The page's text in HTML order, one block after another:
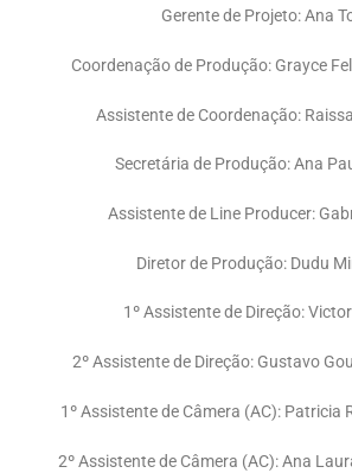
Gerente de Projeto: Ana
Coordenação de Produção: Grayce
Assistente de Coordenação:
Secretária de Produção: Ana
Assistente de Line Producer:
Diretor de Produção: Dudu
1º Assistente de Direção:
2º Assistente de Direção: Gustavo
1º Assistente de Câmera (AC): Patricia
2º Assistente de Câmera (AC): Ana